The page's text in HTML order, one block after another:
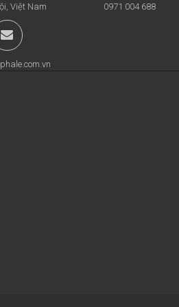
Việt Nam 0971 004 688